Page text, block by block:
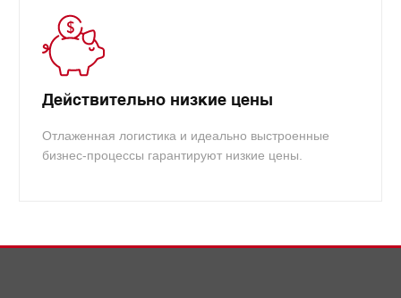
Действительно низкие цены
Отлаженная логистика и идеально выстроенные
бизнес-процессы гарантируют низкие цены.